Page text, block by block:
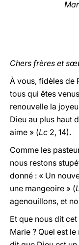
Chers frères et
À vous, fidèles de
tous qui êtes
renouvelle la
Dieu au plus haut
aime » (Lc 2, 14).
Comme les
nous restons
donné : « Un
une mangeoire » (
agenouillons, et
Et que nous dit
Marie ? Quel est